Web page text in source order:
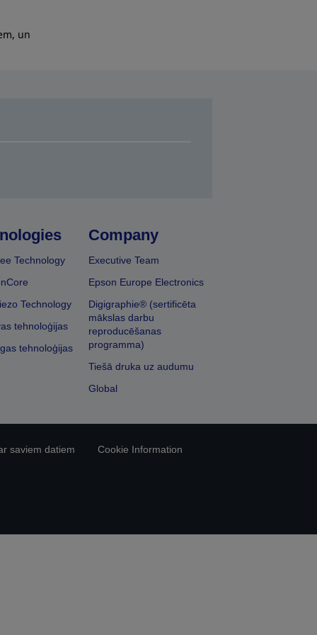
un
Technology
Technology
tehnoloģijas
tehnoloģijas
Company
Executive Team
Epson Europe Electronics
Digigraphie® (sertificēta
mākslas darbu
reproducēšanas
programma)
Tiešā druka uz audumu
Global
saviem datiem Cookie Information